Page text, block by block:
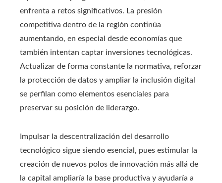
enfrenta a retos significativos. La presión
competitiva dentro de la región continúa
aumentando, en especial desde economías que
también intentan captar inversiones tecnológicas.
Actualizar de forma constante la normativa, reforzar
la protección de datos y ampliar la inclusión digital
se perfilan como elementos esenciales para
preservar su posición de liderazgo.
Impulsar la descentralización del desarrollo
tecnológico sigue siendo esencial, pues estimular la
creación de nuevos polos de innovación más allá de
la capital ampliaría la base productiva y ayudaría a